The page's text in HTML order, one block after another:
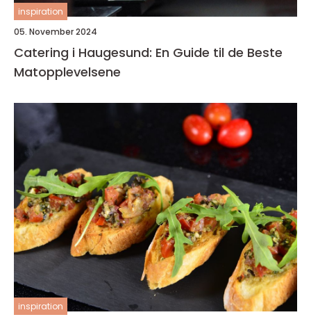
inspiration
05. November 2024
Catering i Haugesund: En Guide til de Beste
Matopplevelsene
inspiration